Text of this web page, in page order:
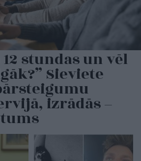
stundas un vēl
Sieviete
izrādās –